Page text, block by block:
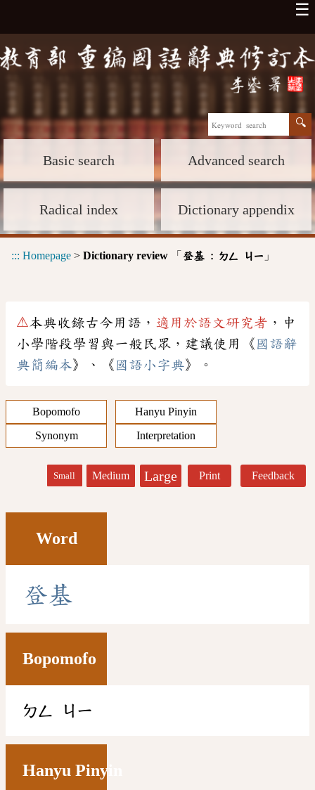
☰
Basic search Advanced search
Radical index Dictionary appendix
::: Homepage > Dictionary review 「 登基 : ㄉㄥ ㄐㄧ 」
⚠本典收錄古今用語， 適用於語文研究者 ，中
小學階段學習與一般民眾，建議使用《 國語辭
典簡編本》、《 國語小字典》。
Bopomofo
Hanyu Pinyin
Synonym
Interpretation
Small Medium Large Print Feedback
Word
登基
Bopomofo
ㄉㄥ ㄐㄧ
Hanyu Pinyin